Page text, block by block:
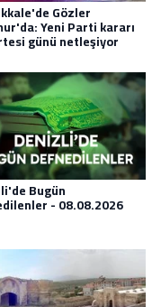
Gözler
Yeni Parti kararı
günü netleşiyor
Bugün
- 08.08.2026